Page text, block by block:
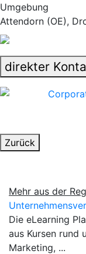
Umgebung
Attendorn (OE),
direkter
Zurück
Mehr aus der
Die eLearning
aus Kursen rund
Marketing, ...